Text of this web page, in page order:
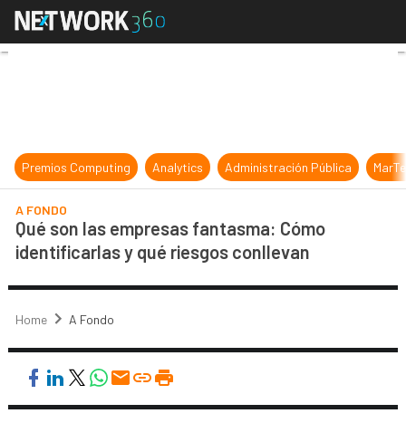
Qué son las empresas fantasma:
Premios Computing Analytics Administración Pública
A FONDO
Qué son las empresas fantasma: Cómo
identificarlas y qué riesgos conllevan
Home A Fondo